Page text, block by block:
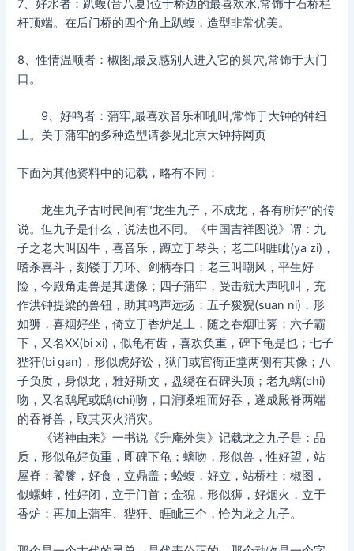
7、好水者：趴蝮(音八夏)位于桥边的最喜欢水,常饰于石桥栏
杆顶端。在后门桥的四个角上趴蝮，造型非常优美。
8、性情温顺者：椒图,最反感别人进入它的巢穴,常饰于大门
口。
9、好鸣者：蒲牢,最喜欢音乐和吼叫,常饰于大钟的钟纽
上。关于蒲牢的多种造型请参见北京大钟持网页
下面为其他资料中的记载，略有不同：
龙生九子古时民间有“龙生九子，不成龙，各有所好”的传
说。但九子是什么，说法也不同。《中国吉祥图说》谓：九
子之老大叫囚牛，喜音乐，蹲立于琴头；老二叫睚眦(ya zi)，
嗜杀喜斗，刻镂于刀环、剑柄吞口；老三叫嘲风，平生好
险，今殿角走兽是其遗像；四子蒲牢，受击就大声吼叫，充
作洪钟提梁的兽钮，助其鸣声远扬；五子狻猊(suan ni)，形
如狮，喜烟好坐，倚立于香炉足上，随之吞烟吐雾；六子霸
下，又名XX(bi xi)，似龟有齿，喜欢负重，碑下龟是也；七子
狴犴(bi gan)，形似虎好讼，狱门或官衙正堂两侧有其像；八
子负质，身似龙，雅好斯文，盘绕在石碑头顶；老九螭(chi)
吻，又名鸱尾或鸱(chi)吻，口润嗓粗而好吞，遂成殿脊两端
的吞脊兽，取其灭火消灾。
《诸神由来》一书说《升庵外集》记载龙之九子是：品
质，形似龟好负重，即碑下龟；螭吻，形似兽，性好望，站
屋脊；饕餮，好食，立鼎盖；蚣蝮，好立，站桥柱；椒图，
似螺蚌，性好闭，立于门首；金猊，形似狮，好烟火，立于
香炉；再加上蒲牢、狴犴、睚眦三个，恰为龙之九子。